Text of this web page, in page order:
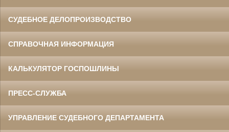
СУДЕБНОЕ ДЕЛОПРОИЗВОДСТВО
СПРАВОЧНАЯ ИНФОРМАЦИЯ
КАЛЬКУЛЯТОР ГОСПОШЛИНЫ
ПРЕСС-СЛУЖБА
УПРАВЛЕНИЕ СУДЕБНОГО ДЕПАРТАМЕНТА